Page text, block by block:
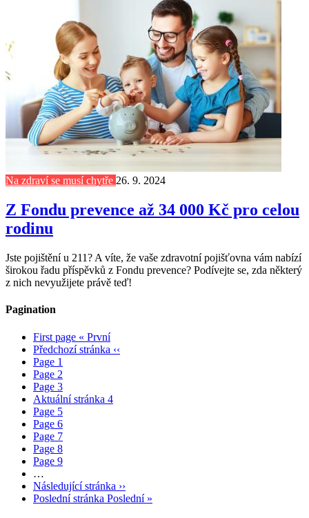
Na zdraví se musí chytře 26. 9. 2024
Z Fondu prevence až 34 000 Kč pro celou
rodinu
Jste pojištění u 211? A víte, že vaše zdravotní pojišťovna vám nabízí
širokou řadu příspěvků z Fondu prevence? Podívejte se, zda některý
z nich nevyužijete právě teď!
Pagination
First page « První
Předchozí stránka ‹‹
Page 1
Page 2
Page 3
Aktuální stránka 4
Page 5
Page 6
Page 7
Page 8
Page 9
…
Následující stránka ››
Poslední stránka Poslední »